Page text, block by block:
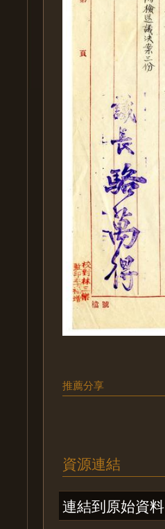
推薦分享
資源連結
連結到原始資料